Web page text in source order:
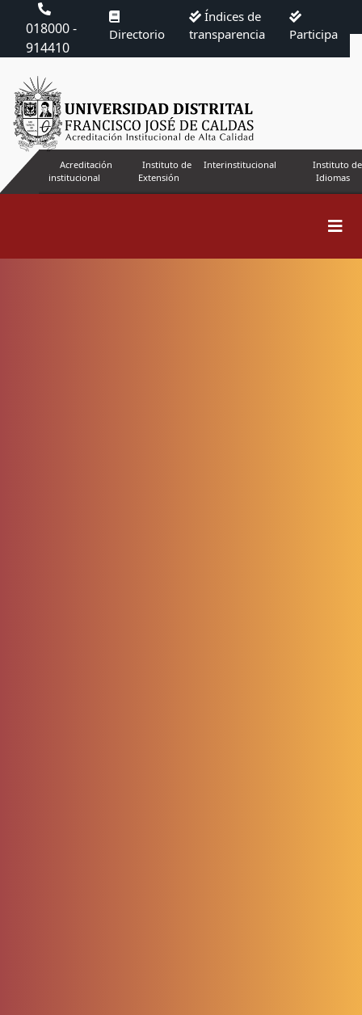
018000 -
914410
Directorio
Índices de
transparencia
Participa
Acreditación
institucional
Instituto de
Extensión
Interinstitucional
Instituto de
Idiomas